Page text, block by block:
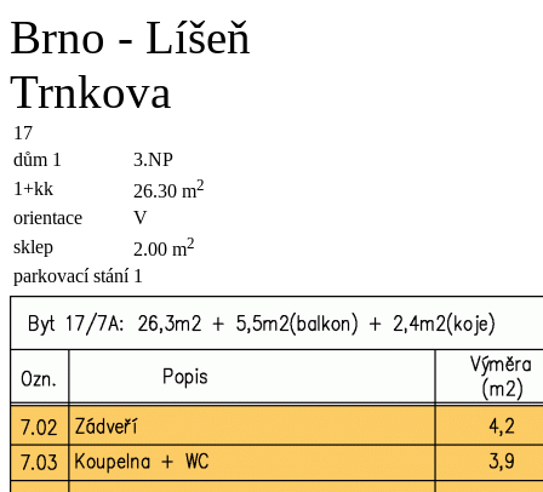
Brno - Líšeň
Trnkova
17
dům 1
3.NP
1+kk
26.30 m2
orientace
V
sklep
2.00 m2
parkovací stání 1